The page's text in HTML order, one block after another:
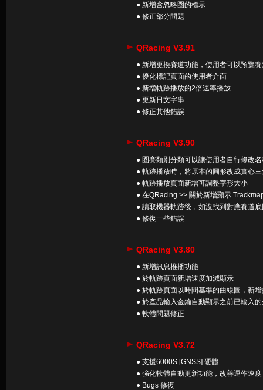
● 新增含忽略圈的標示
● 修正部分問題
QRacing V3.91
● 新增更換賽道功能，使用者可以預覽
● 優化標記頁面的使用者介面
● 新増軌跡播放的2倍速率播放
● 更新日文字串
● 修正其他錯誤
QRacing V3.90
● 圈賽類別分類可以讓使用者自行修改
● 軌跡播放時，將原本的圓形改成實心
● 軌跡播放頁面新增可調整字形大小
● 在QRacing >> 關於新增顯示
● 讀取機器軌跡後，如沒找到對應賽道
● 修復一些錯誤
QRacing V3.80
● 新增訊息推播功能
● 於軌跡頁面新增速度加減顯示
● 於軌跡頁面以時間基準的曲線圖，新
● 於產品輸入金鑰自動顯示之前已輸入
● 軟體問題修正
QRacing V3.72
● 支援6000S [GNSS] 硬體
● 強化軟體自動更新功能，改善運作速度
● Bugs 修復